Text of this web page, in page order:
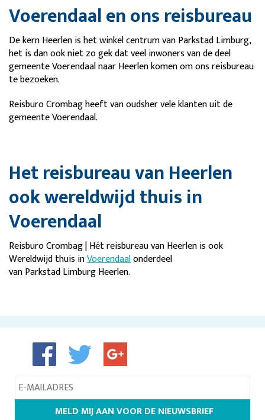
Voerendaal en ons reisbureau
De kern Heerlen is het winkel centrum van Parkstad Limburg,
het is dan ook niet zo gek dat veel inwoners van de deel
gemeente Voerendaal naar Heerlen komen om ons reisbureau
te bezoeken.
Reisburo Crombag heeft van oudsher vele klanten uit de
gemeente Voerendaal.
Het reisbureau van Heerlen
ook wereldwijd thuis in
Voerendaal
Reisburo Crombag | Hét reisbureau van Heerlen is ook
Wereldwijd thuis inVoerendaalonderdeel
van Parkstad Limburg Heerlen.